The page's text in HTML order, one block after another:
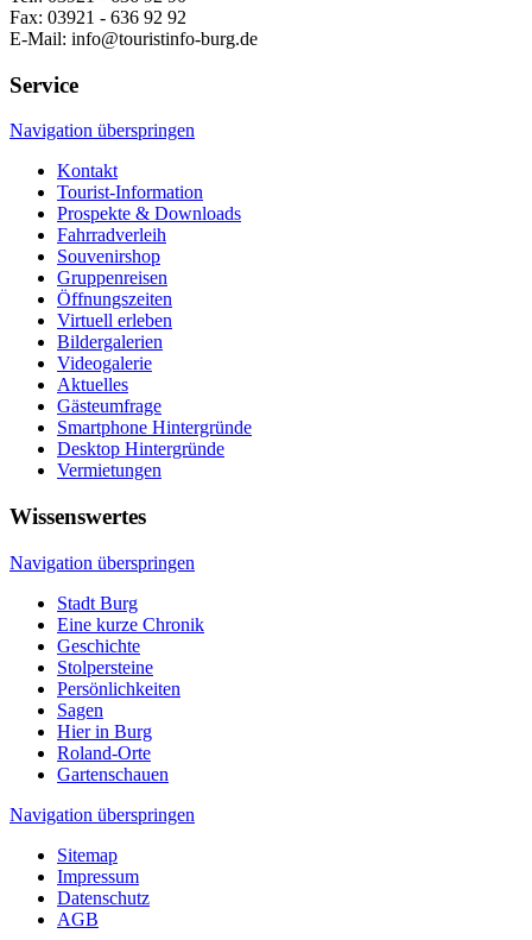
Fax: 03921 - 636 92 92
E-Mail: info@touristinfo-burg.de
Service
Navigation überspringen
Kontakt
Tourist-Information
Prospekte & Downloads
Fahrradverleih
Souvenirshop
Gruppenreisen
Öffnungszeiten
Virtuell erleben
Bildergalerien
Videogalerie
Aktuelles
Gästeumfrage
Smartphone Hintergründe
Desktop Hintergründe
Vermietungen
Wissenswertes
Navigation überspringen
Stadt Burg
Eine kurze Chronik
Geschichte
Stolpersteine
Persönlichkeiten
Sagen
Hier in Burg
Roland-Orte
Gartenschauen
Navigation überspringen
Sitemap
Impressum
Datenschutz
AGB